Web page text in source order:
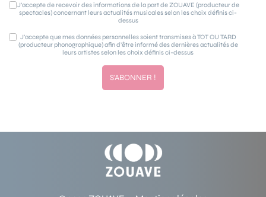
J’accepte de recevoir des informations de la part de ZOUAVE (producteur de
spectacles) concernant leurs actualités musicales selon les choix définis ci-
dessus
J’accepte que mes données personnelles soient transmises à TOT OU TARD
(producteur phonographique) afin d’être informé des dernières actualités de
leurs artistes selon les choix définis ci-dessus